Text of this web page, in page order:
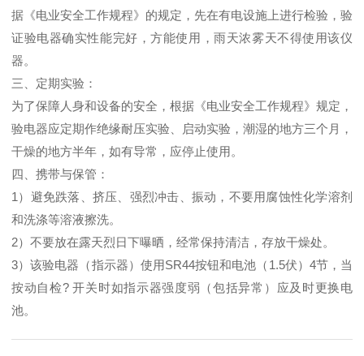
据《电业安全工作规程》的规定，先在有电设施上进行检验，验
证验电器确实性能完好，方能使用，雨天浓雾天不得使用该仪
器。
三、定期实验：
为了保障人身和设备的安全，根据《电业安全工作规程》规定，
验电器应定期作绝缘耐压实验、启动实验，潮湿的地方三个月，
干燥的地方半年，如有导常，应停止使用。
四、携带与保管：
1）避免跌落、挤压、强烈冲击、振动，不要用腐蚀性化学溶剂
和洗涤等溶液擦洗。
2）不要放在露天烈日下曝晒，经常保持清洁，存放干燥处。
3）该验电器（指示器）使用SR44按钮和电池（1.5伏）4节，当
按动自检? 开关时如指示器强度弱（包括异常）应及时更换电
池。